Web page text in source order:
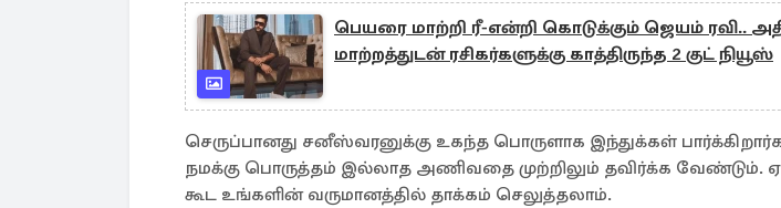
பெயரை மாற்றி ரீ-என்றி கொடுக்கும் ஜெயம் ரவி..
மாற்றத்துடன் ரசிகர்களுக்கு காத்திருந்த 2 குட் நியூஸ்
செருப்பானது சனீஸ்வரனுக்கு உகந்த பொருளாக இந்துக்கள்
நமக்கு பொருத்தம் இல்லாத அணிவதை முற்றிலும் தவிர்க்க
கூட உங்களின் வருமானத்தில் தாக்கம் செலுத்தலாம்.